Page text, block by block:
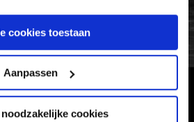
cookies toestaan
Aanpassen
cookies